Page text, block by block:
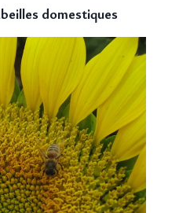
domestiques